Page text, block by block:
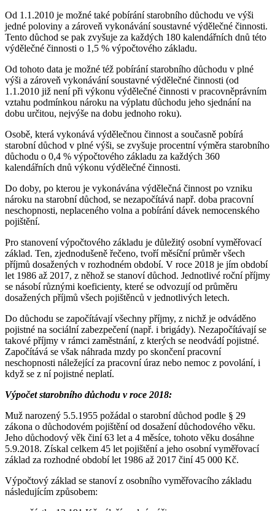
Od 1.1.2010 je možné také pobírání starobního důchodu ve výši
jedné poloviny a zároveň vykonávání soustavné výdělečné činnosti.
Tento důchod se pak zvyšuje za každých 180 kalendářních dnů této
výdělečné činnosti o 1,5 % výpočtového základu.
Od tohoto data je možné též pobírání starobního důchodu v plné
výši a zároveň vykonávání soustavné výdělečné činnosti (od
1.1.2010 již není při výkonu výdělečné činnosti v pracovněprávním
vztahu podmínkou nároku na výplatu důchodu jeho sjednání na
dobu určitou, nejvýše na dobu jednoho roku).
Osobě, která vykonává výdělečnou činnost a současně pobírá
starobní důchod v plné výši, se zvyšuje procentní výměra starobního
důchodu o 0,4 % výpočtového základu za každých 360
kalendářních dnů výkonu výdělečné činnosti.
Do doby, po kterou je vykonávána výdělečná činnost po vzniku
nároku na starobní důchod, se nezapočítává např. doba pracovní
neschopnosti, neplaceného volna a pobírání dávek nemocenského
pojištění.
Pro stanovení výpočtového základu je důležitý osobní vyměřovací
základ. Ten, zjednodušeně řečeno, tvoří měsíční průměr všech
příjmů dosažených v rozhodném období. V roce 2018 je jím období
let 1986 až 2017, z něhož se stanoví důchod. Jednotlivé roční příjmy
se násobí různými koeficienty, které se odvozují od průměru
dosažených příjmů všech pojištěnců v jednotlivých letech.
Do důchodu se započítávají všechny příjmy, z nichž je odváděno
pojistné na sociální zabezpečení (např. i brigády). Nezapočítávají se
takové příjmy v rámci zaměstnání, z kterých se neodvádí pojistné.
Započítává se však náhrada mzdy po skončení pracovní
neschopnosti náležející za pracovní úraz nebo nemoc z povolání, i
když se z ní pojistné neplatí.
Výpočet starobního důchodu v roce 2018:
Muž narozený 5.5.1955 požádal o starobní důchod podle § 29
zákona o důchodovém pojištění od dosažení důchodového věku.
Jeho důchodový věk činí 63 let a 4 měsíce, tohoto věku dosáhne
5.9.2018. Získal celkem 45 let pojištění a jeho osobní vyměřovací
základ za rozhodné období let 1986 až 2017 činí 45 000 Kč.
Výpočtový základ se stanoví z osobního vyměřovacího základu
následujícím způsobem: